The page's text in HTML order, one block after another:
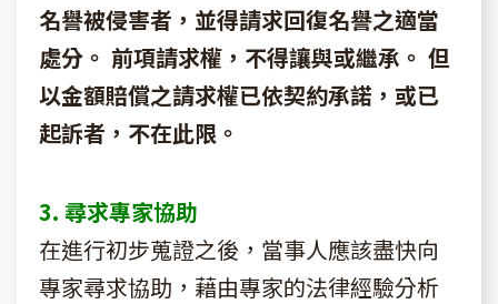
名譽被侵害者，並得請求回復名譽之適當
處分。 前項請求權，不得讓與或繼承。 但
以金額賠償之請求權已依契約承諾，或已
起訴者，不在此限。
3. 尋求專家協助
在進行初步蒐證之後，當事人應該盡快向
專家尋求協助，藉由專家的法律經驗分析